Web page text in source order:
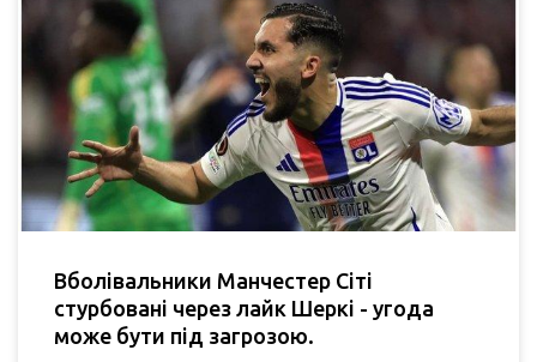
Вболівальники Манчестер Сіті
стурбовані через лайк Шеркі - угода
може бути під загрозою.